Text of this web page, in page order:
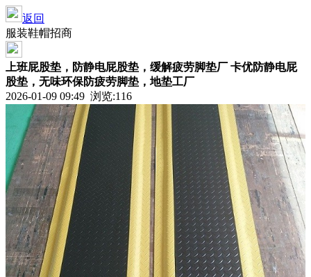
返回
服装鞋帽招商
上班屁股垫，防静电屁股垫，缓解疲劳脚垫厂 卡优防静电屁
股垫，无味环保防疲劳脚垫，地垫工厂
2026-01-09 09:49 浏览:116